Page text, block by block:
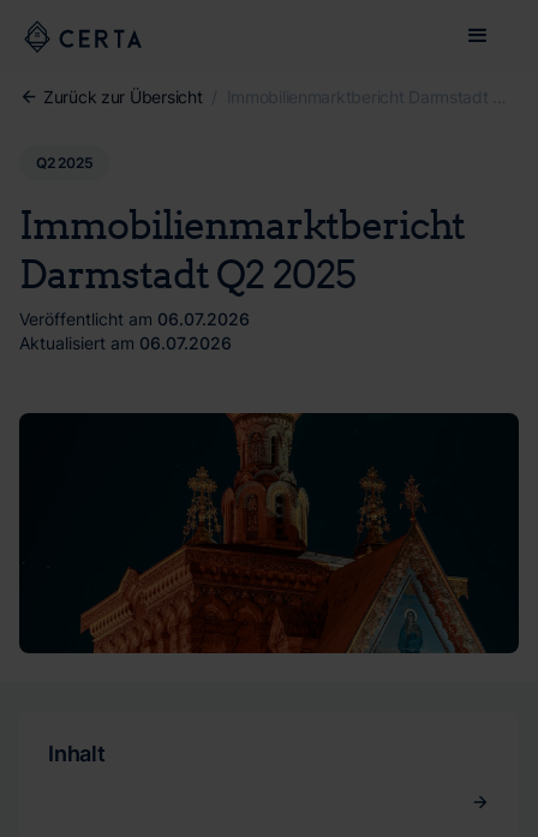
Zurück zur Übersicht /
Q2 2025
Immobilienmarktbericht
Darmstadt Q2 2025
Veröffentlicht am 06.07.2026
Aktualisiert am 06.07.2026
Inhalt